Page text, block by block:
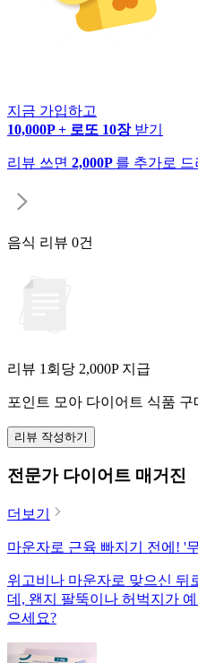
지금 가입하고
10,000P + 로또 10장 받기
리뷰 쓰면 2,000P 를 추가로 드
음식 리뷰 0건
리뷰 1회당 2,000P 지급
포인트 모아 다이어트 식품 구
리뷰 작성하기
전문가 다이어트 매거진
더보기
마운자로 근육 빠지기 전에! '
위고비나 마운자로 맞으신 뒤
데, 왠지 팔뚝이나 허벅지가
으세요?